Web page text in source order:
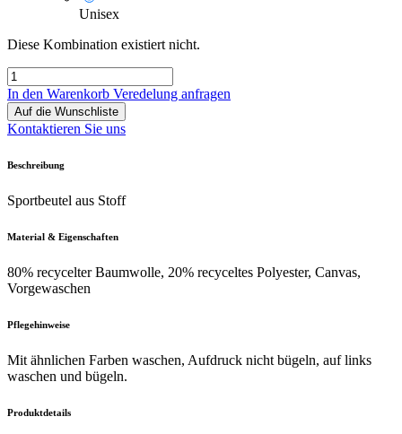
Unisex
Diese Kombination existiert nicht.
In den Warenkorb Veredelung anfragen
Auf die Wunschliste
Kontaktieren Sie uns
Beschreibung
Sportbeutel aus Stoff
Material & Eigenschaften
80% recycelter Baumwolle, 20% recyceltes Polyester, Canvas,
Vorgewaschen
Pflegehinweise
Mit ähnlichen Farben waschen, Aufdruck nicht bügeln, auf links
waschen und bügeln.
Produktdetails